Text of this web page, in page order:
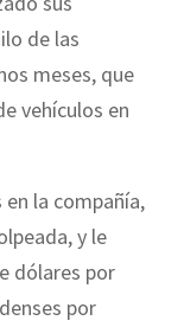
de las
meses, que
vehículos en
la compañía,
y le
dólares por
por